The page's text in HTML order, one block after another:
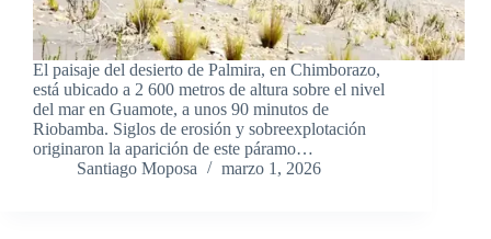
El paisaje del desierto de Palmira, en Chimborazo,
está ubicado a 2 600 metros de altura sobre el nivel
del mar en Guamote, a unos 90 minutos de
Riobamba. Siglos de erosión y sobreexplotación
originaron la aparición de este páramo…
Santiago Moposa
marzo 1, 2026